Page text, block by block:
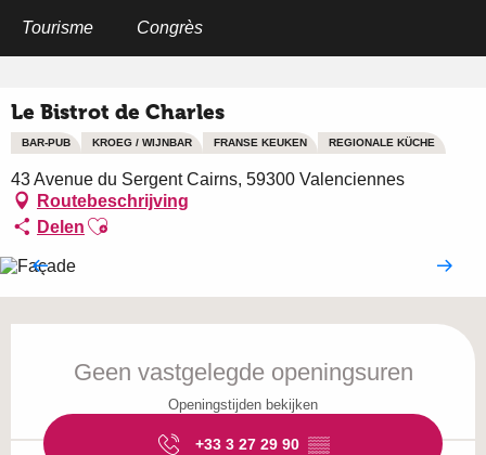
Tourisme Congrès
Le Bistrot de Charles
BAR-PUB KROEG / WIJNBAR FRANSE KEUKEN REGIONALE KÜCHE
43 Avenue du Sergent Cairns, 59300 Valenciennes
Routebeschrijving
Delen Ajouter aux favoris
Geen vastgelegde openingsuren
Openingstijden bekijken
+33 3 27 29 90 ▒▒